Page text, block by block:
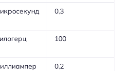
0,3
100
0,2